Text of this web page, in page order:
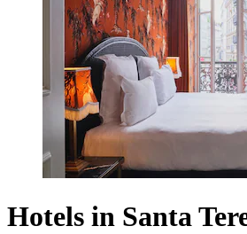
Hotels in Santa